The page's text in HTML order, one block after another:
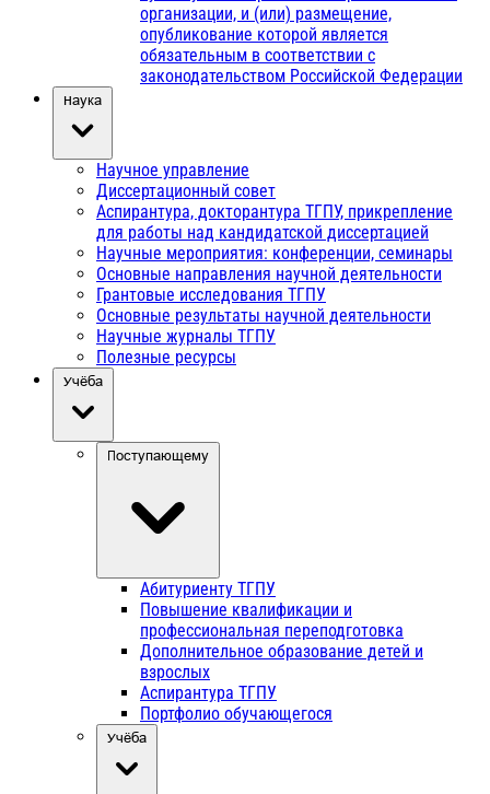
организации, и (или) размещение,
опубликование которой является
обязательным в соответствии с
законодательством Российской Федерации
Наука
Научное управление
Диссертационный совет
Аспирантура, докторантура ТГПУ, прикрепление
для работы над кандидатской диссертацией
Научные мероприятия: конференции, семинары
Основные направления научной деятельности
Грантовые исследования ТГПУ
Основные результаты научной деятельности
Научные журналы ТГПУ
Полезные ресурсы
Учёба
Поступающему
Абитуриенту ТГПУ
Повышение квалификации и
профессиональная переподготовка
Дополнительное образование детей и
взрослых
Аспирантура ТГПУ
Портфолио обучающегося
Учёба